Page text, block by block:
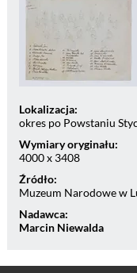
Lokalizacja:
okres po Powstaniu
Wymiary oryginału:
4000 x 3408
Źródło:
Muzeum Narodowe w
Nadawca:
Marcin Niewalda